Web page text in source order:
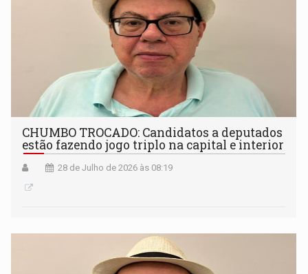
CHUMBO TROCADO: Candidatos a deputados
estão fazendo jogo triplo na capital e interior
28 de Julho de 2026 às 08:19